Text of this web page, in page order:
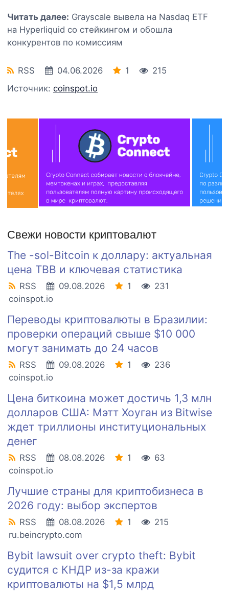
Читать далее: Grayscale вывела на Nasdaq ETF
на Hyperliquid со стейкингом и обошла
конкурентов по комиссиям
RSS 04.06.2026 1
215
Источник: coinspot.io
Свежи новости криптовалют
The -sol-Bitcoin к доллару: актуальная
цена TBB и ключевая статистика
RSS 09.08.2026 1
231
coinspot.io
Переводы криптовалюты в Бразилии:
проверки операций свыше $10 000
могут занимать до 24 часов
RSS 09.08.2026 1
236
coinspot.io
Цена биткоина может достичь 1,3 млн
долларов США: Мэтт Хоуган из Bitwise
ждет триллионы институциональных
денег
RSS 08.08.2026 1
63
coinspot.io
Лучшие страны для криптобизнеса в
2026 году: выбор экспертов
RSS 08.08.2026 1
215
ru.beincrypto.com
Bybit lawsuit over crypto theft: Bybit
судится с КНДР из-за кражи
криптовалюты на $1,5 млрд